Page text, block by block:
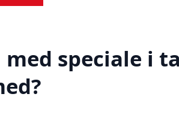
speciale i